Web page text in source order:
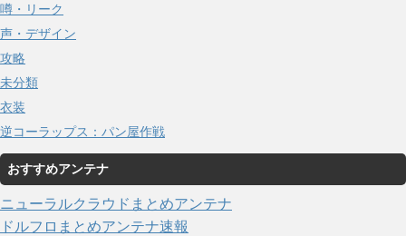
噂・リーク
声・デザイン
攻略
未分類
衣装
逆コーラップス：パン屋作戦
おすすめアンテナ
ニューラルクラウドまとめアンテナ
ドルフロまとめアンテナ速報